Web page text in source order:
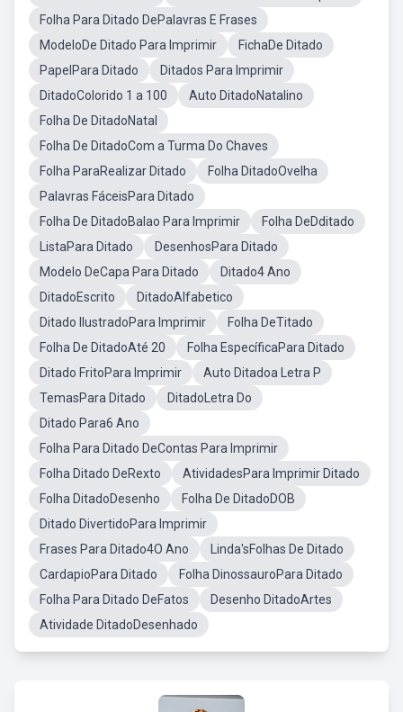
Folha Para Ditado DePalavras E Frases
ModeloDe Ditado Para Imprimir
FichaDe Ditado
PapelPara Ditado
Ditados Para Imprimir
DitadoColorido 1 a 100
Auto DitadoNatalino
Folha De DitadoNatal
Folha De DitadoCom a Turma Do Chaves
Folha ParaRealizar Ditado
Folha DitadoOvelha
Palavras FáceisPara Ditado
Folha De DitadoBalao Para Imprimir
Folha DeDditado
ListaPara Ditado
DesenhosPara Ditado
Modelo DeCapa Para Ditado
Ditado4 Ano
DitadoEscrito
DitadoAlfabetico
Ditado IlustradoPara Imprimir
Folha DeTitado
Folha De DitadoAté 20
Folha EspecíficaPara Ditado
Ditado FritoPara Imprimir
Auto Ditadoa Letra P
TemasPara Ditado
DitadoLetra Do
Ditado Para6 Ano
Folha Para Ditado DeContas Para Imprimir
Folha Ditado DeRexto
AtividadesPara Imprimir Ditado
Folha DitadoDesenho
Folha De DitadoDOB
Ditado DivertidoPara Imprimir
Frases Para Ditado4O Ano
Linda'sFolhas De Ditado
CardapioPara Ditado
Folha DinossauroPara Ditado
Folha Para Ditado DeFatos
Desenho DitadoArtes
Atividade DitadoDesenhado